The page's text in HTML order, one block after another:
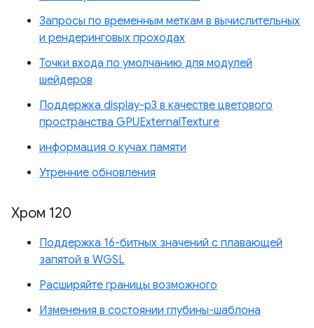
Запросы по временным меткам в вычислительных
и рендеринговых проходах
Точки входа по умолчанию для модулей
шейдеров
Поддержка display-p3 в качестве цветового
пространства GPUExternalTexture
информация о кучах памяти
Утренние обновления
Хром 120
Поддержка 16-битных значений с плавающей
запятой в WGSL
Расширяйте границы возможного
Изменения в состоянии глубины-шаблона